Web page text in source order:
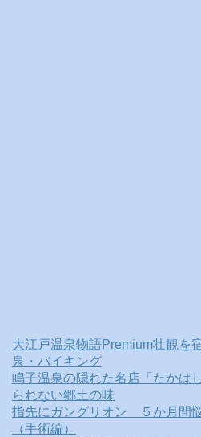
大江戸温泉物語Premium壮観を
泉・バイキング
鳴子温泉の隠れた名店「たかは
られない郷土の味
指先にガングリオン ５か月間
（手術編）